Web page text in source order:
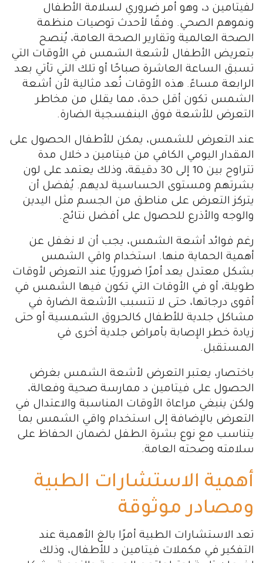
لفيتامين د، وهو أمر ضروري لسلامة الأطفال
ونموهم الصحي. وفقًا لأحدث توصيات منظمة
الصحة العالمية وتقارير الصحة العامة، يُنصح
بتعريض الأطفال لأشعة الشمس في الأوقات التي
تسبق الساعة العاشرة صباحًا أو تلك التي تأتي بعد
الرابعة مساءً. هذه الأوقات تُعد مثالية لأن أشعة
الشمس تكون أقل حدة، مما يقلل من مخاطر
التعرض للأشعة فوق البنفسجية الضارة.
عند التعرض للشمس، يمكن للأطفال الحصول على
المقدار اليومي الكافي من فيتامين د خلال مدة
تتراوح بين 10 إلى 30 دقيقة، وذلك يعتمد على لون
بشرتهم ومستوى الحساسية لديهم. يُفضل أن
يتركز التعرض على مناطق من الجسم مثل اليدين
والوجه والأذرع للحصول على أفضل نتائج.
رغم فوائد أشعة الشمس، يجب أن لا نغفل عن
أهمية الحماية منها. استخدام واقي الشمس
بشكل معتدل يعد أمرًا ضروريًا عند التعرض لأوقات
طويلة، أو في الأوقات التي تكون فيها الشمس في
أقوى درجاتها، حتى لا تتسبب الأشعة الضارة في
مشاكل جلدية للأطفال كالحروق الشمسية أو حتى
زيادة خطر الإصابة بأمراض جلدية أخرى في
المستقبل.
باختصار، يعتبر التعرض لأشعة الشمس بغرض
الحصول على فيتامين د ممارسة صحية وفعالة،
ولكن ينبغي مراعاة الأوقات المناسبة والاعتدال في
التعرض بالإضافة إلى استخدام واقي الشمس بما
يتناسب مع نوع بشرة الطفل لضمان الحفاظ على
سلامته وصحته العامة.
أهمية الاستشارات الطبية
ومصادر موثوقة
تعد الاستشارات الطبية أمرًا بالغ الأهمية عند
التفكير في مكملات فيتامين د للأطفال، وذلك